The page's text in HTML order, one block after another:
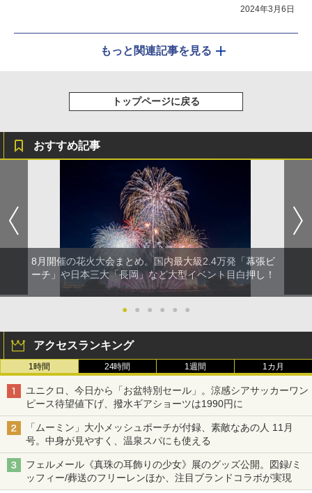
2024年3月6日
もっと関連記事を見る
トップページに戻る
おすすめ記事
8月開催の花火大会まとめ。国内最大級2.4万発「幕張ビ
ーチ」や日本三大「長岡」など大型イベント目白押し！
● ● ● ● ● ●
アクセスランキング
1時間 24時間 1週間 1カ月
ユニクロ、今日から「お盆特別セール」。涼感シアサッカーワン
ピース待望値下げ、撥水ギアショーツは1990円に
「ムーミン」大小メッシュポーチが付録、素敵なあの人 11月
号。中身が見やすく、温泉スパにも使える
フェルメール《真珠の耳飾りの少女》展のグッズ公開。図録/ミ
ッフィー/葬送のフリーレンほか、注目ブランドコラボが実現